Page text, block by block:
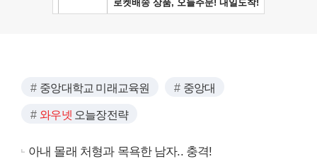
중앙대학교 미래교육원 중앙대
와우넷 오늘장전략
아내 몰래 처형과 목욕한 남자.. 충격!